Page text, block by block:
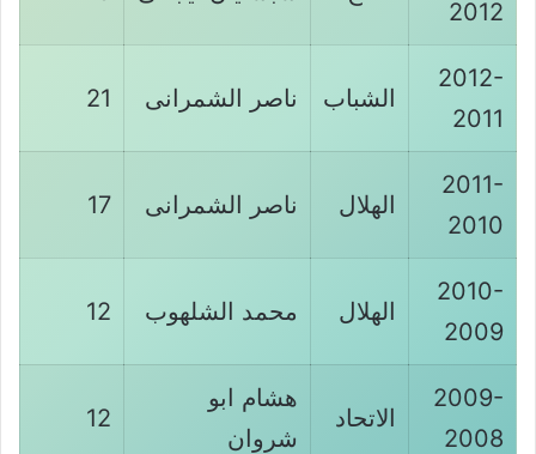
2012
2012-
2011
الشباب ناصر الشمرانى 21
2011-
2010
الهلال ناصر الشمرانى 17
2010-
2009
الهلال محمد الشلهوب 12
2009-
2008
الاتحاد
هشام ابو
شروان
12